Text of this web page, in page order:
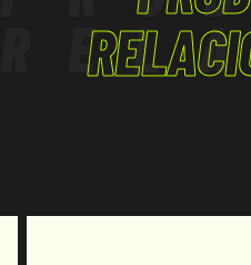
(UE) 2016/425, com as
introduzidas.